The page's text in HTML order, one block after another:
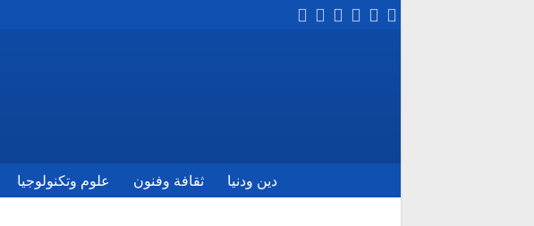
علوم وتكنولوجيا ثقافة وفنون دين ودنيا